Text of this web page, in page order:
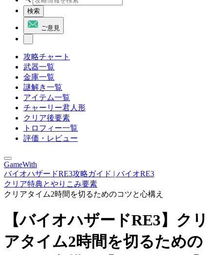
検索
ご意見
攻略チャート
武器一覧
金庫一覧
謎解き一覧
アイテム一覧
チャーリー君人形
クリア後要素
トロフィー一覧
評価・レビュー
GameWith
バイオハザードRE3攻略ガイド | バイオRE3
クリア特典とやりこみ要素
クリアタイム2時間を切るためのコツと心構え
【バイオハザードRE3】クリ
アタイム2時間を切るための